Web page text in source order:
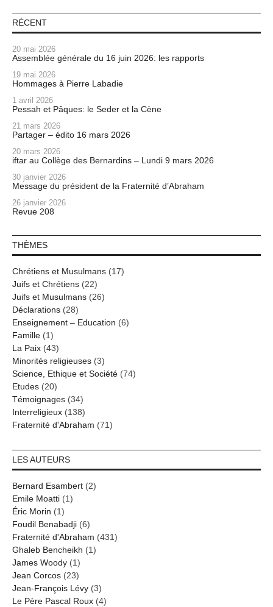
RÉCENT
20 mai 2026
Assemblée générale du 16 juin 2026: les rapports
19 mai 2026
Hommages à Pierre Labadie
1 avril 2026
Pessah et Pâques: le Seder et la Cène
21 mars 2026
Partager – édito 16 mars 2026
20 mars 2026
iftar au Collège des Bernardins – Lundi 9 mars 2026
30 janvier 2026
Message du président de la Fraternité d’Abraham
26 janvier 2026
Revue 208
THÈMES
Chrétiens et Musulmans (17)
Juifs et Chrétiens (22)
Juifs et Musulmans (26)
Déclarations (28)
Enseignement – Education (6)
Famille (1)
La Paix (43)
Minorités religieuses (3)
Science, Ethique et Société (74)
Etudes (20)
Témoignages (34)
Interreligieux (138)
Fraternité d'Abraham (71)
LES AUTEURS
Bernard Esambert (2)
Emile Moatti (1)
Éric Morin (1)
Foudil Benabadji (6)
Fraternité d'Abraham (431)
Ghaleb Bencheikh (1)
James Woody (1)
Jean Corcos (23)
Jean-François Lévy (3)
Le Père Pascal Roux (4)